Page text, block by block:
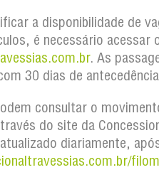
a disponibilidade de
é necessário acessar
. As
30 dias de
consultar o
do site da
diariamente,